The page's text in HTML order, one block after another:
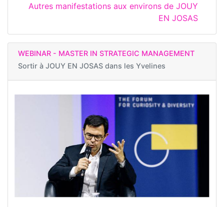
Autres manifestations aux environs de JOUY
EN JOSAS
WEBINAR - MASTER IN STRATEGIC MANAGEMENT
Sortir à JOUY EN JOSAS dans les Yvelines